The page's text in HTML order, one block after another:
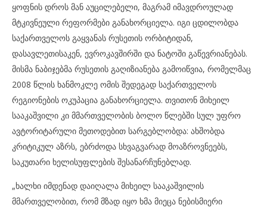
ყოფნის დროს მან აუცილებელი, მაგრამ იმავდროულად
მტკივნეული რეფორმები განახორციელა. იგი ცდილობდა
საქართველოს გაყვანას რუსეთის ორბიტიდან,
დასავლეთისაკენ, ევროკავშირში და ნატოში გაწევრიანებას.
მისმა ნაბიჯებმა რუსეთის გაღიზიანება გამოიწვია, რომელმაც
2008 წლის ხანმოკლე ომის შედეგად საქართველოს
რეგიონების ოკუპაცია განახორციელა. თვითონ მიხეილ
სააკაშვილი კი მმართველობის ბოლო წლებში სულ უფრო
ავტორიტარული მეთოდებით სარგებლობდა: ახშობდა
კრიტიკულ აზრს, ებრძოდა სხვაგვარად მოაზროვნეებს,
საკუთარი ხელისუფლების შესანარჩუნებლად.
„ხალხი იმდენად დაიღალა მიხეილ სააკაშვილის
მმართველობით, რომ მზად იყო ხმა მიეცა ნებისმიერი